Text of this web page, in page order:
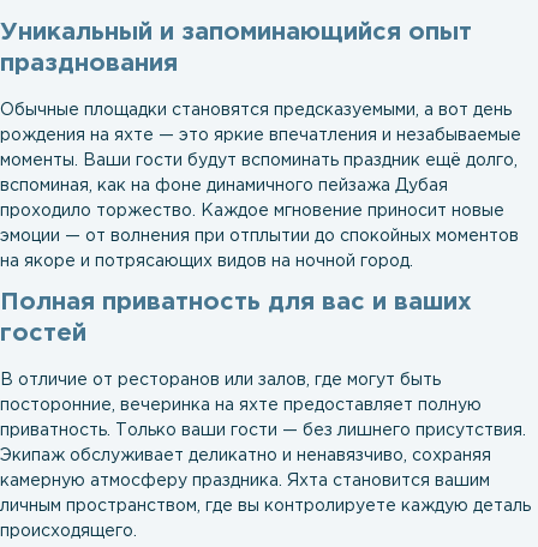
Уникальный и запоминающийся опыт
празднования
Обычные площадки становятся предсказуемыми, а вот день
рождения на яхте — это яркие впечатления и незабываемые
моменты. Ваши гости будут вспоминать праздник ещё долго,
вспоминая, как на фоне динамичного пейзажа Дубая
проходило торжество. Каждое мгновение приносит новые
эмоции — от волнения при отплытии до спокойных моментов
на якоре и потрясающих видов на ночной город.
Полная приватность для вас и ваших
гостей
В отличие от ресторанов или залов, где могут быть
посторонние, вечеринка на яхте предоставляет полную
приватность. Только ваши гости — без лишнего присутствия.
Экипаж обслуживает деликатно и ненавязчиво, сохраняя
камерную атмосферу праздника. Яхта становится вашим
личным пространством, где вы контролируете каждую деталь
происходящего.